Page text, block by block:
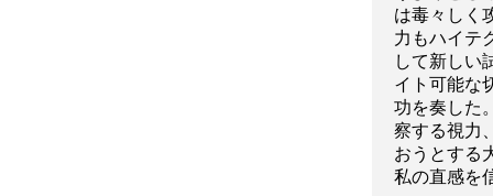
は毒々しく
力もハイテ
して新しい
イト可能な
功を奏した
察する視力
おうとする
私の直感を